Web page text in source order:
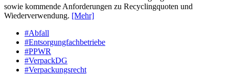
sowie kommende Anforderungen zu Recyclingquoten und
Wiederverwendung. [Mehr]
#Abfall
#Entsorgungfachbetriebe
#PPWR
#VerpackDG
#Verpackungsrecht